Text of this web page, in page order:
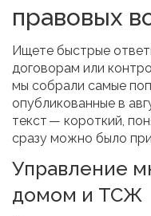
правовых
Ищете быстрые
договорам или
мы собрали самые
опубликованные в
текст — короткий,
сразу можно было
Управление
домом и ТСЖ